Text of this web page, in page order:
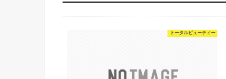
トータルビューティー